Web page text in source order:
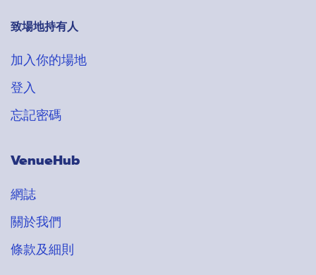
多至 300加入我的喜愛清單
$500 ~ $800 每小時
多至 30加入我的喜愛清單
多至 500加入我的喜愛清單
多至 1800加入我的喜愛清單
多至 100加入我的喜愛清單
登記收取VenueHub電子通訊
搶先獲得最新場地情報
致場地持有人
加入你的場地
登入
忘記密碼
VenueHub
網誌
關於我們
條款及細則